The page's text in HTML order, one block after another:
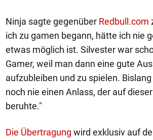
Ninja sagte gegenüber Redbull.com
ich zu gamen begann, hätte ich nie
etwas möglich ist. Silvester war
Gamer, weil man dann eine gute
aufzubleiben und zu spielen.
noch nie einen Anlass, der auf
beruhte."
Die Übertragung wird exklusiv auf